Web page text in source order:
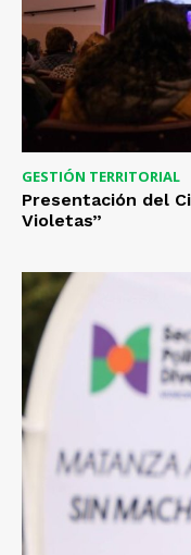
GESTIÓN TERRITORIAL
Presentación del
Violetas”